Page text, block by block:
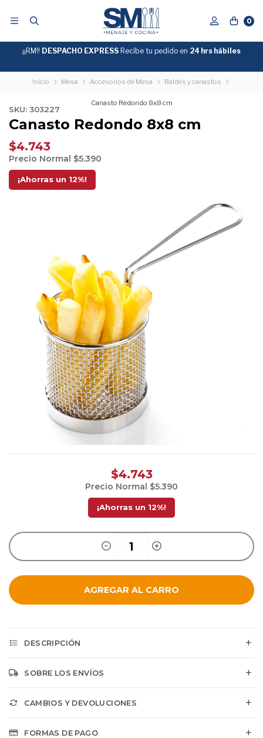
0
GRATIS
SOBRE
¡¡RM!! DESPACHO EXPRESS Recíbe tu pedido en 24 hrs hábiles
Inicio Mesa Accesorios de Mesa Baldes y canastos
Canasto Redondo 8x8 cm
SKU: 303227
Canasto Redondo 8x8 cm
$4.743
Precio Normal $5.390
¡Ahorras un 12%!
$4.743
Precio Normal $5.390
¡Ahorras un 12%!
AGREGAR AL CARRO
DESCRIPCIÓN
SOBRE LOS ENVÍOS
CAMBIOS Y DEVOLUCIONES
FORMAS DE PAGO